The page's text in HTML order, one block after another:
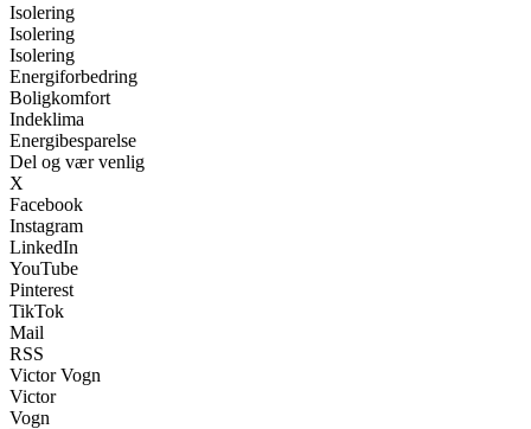
Isolering
Isolering
Isolering
Energiforbedring
Boligkomfort
Indeklima
Energibesparelse
Del og vær venlig
X
Facebook
Instagram
LinkedIn
YouTube
Pinterest
TikTok
Mail
RSS
Victor Vogn
Victor
Vogn